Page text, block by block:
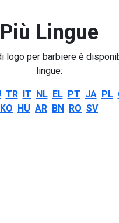
Più Lingue
logo per barbiere è
lingue:
TR IT NL EL PT JA PL
KO HU AR BN RO SV